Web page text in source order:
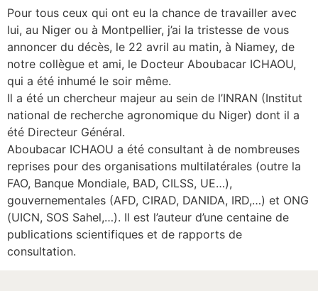
Pour tous ceux qui ont eu la chance de travailler avec
lui, au Niger ou à Montpellier, j’ai la tristesse de vous
annoncer du décès, le 22 avril au matin, à Niamey, de
notre collègue et ami, le Docteur Aboubacar ICHAOU,
qui a été inhumé le soir même.
Il a été un chercheur majeur au sein de l’INRAN (Institut
national de recherche agronomique du Niger) dont il a
été Directeur Général.
Aboubacar ICHAOU a été consultant à de nombreuses
reprises pour des organisations multilatérales (outre la
FAO, Banque Mondiale, BAD, CILSS, UE…),
gouvernementales (AFD, CIRAD, DANIDA, IRD,…) et ONG
(UICN, SOS Sahel,…). Il est l’auteur d’une centaine de
publications scientifiques et de rapports de
consultation.